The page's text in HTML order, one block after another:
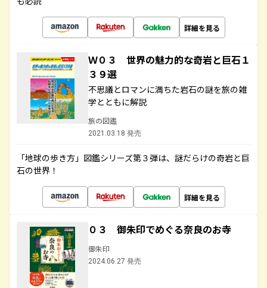
詳細を見る
Ｗ０３ 世界の魅力的な奇岩と巨石１
３９選
不思議とロマンに満ちた岩石の謎を旅の雑
学とともに解説
旅の図鑑
2021.03.18 発売
「地球の歩き方」図鑑シリーズ第３弾は、謎だらけの奇岩と巨
石の世界！
詳細を見る
０３ 御朱印でめぐる奈良のお寺
御朱印
2024.06.27 発売